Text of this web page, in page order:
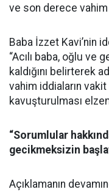
ve son derece
Baba İzzet Kavi’nin
“Acılı baba, oğlu ve
kaldığını belirterek
vahim iddiaların
kavuşturulması
“Sorumlular
gecikmeksizin
Açıklamanın